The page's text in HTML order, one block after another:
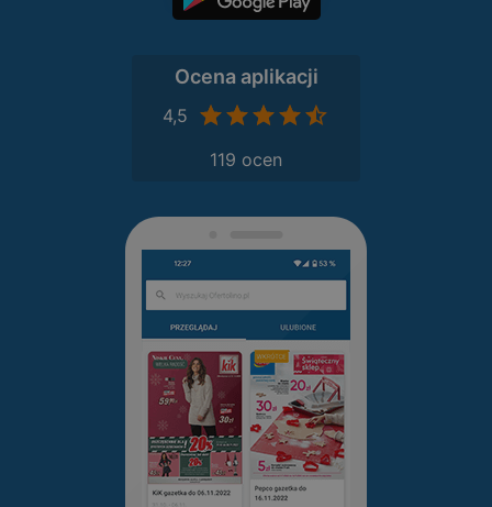
Ocena aplikacji
4,5
119 ocen